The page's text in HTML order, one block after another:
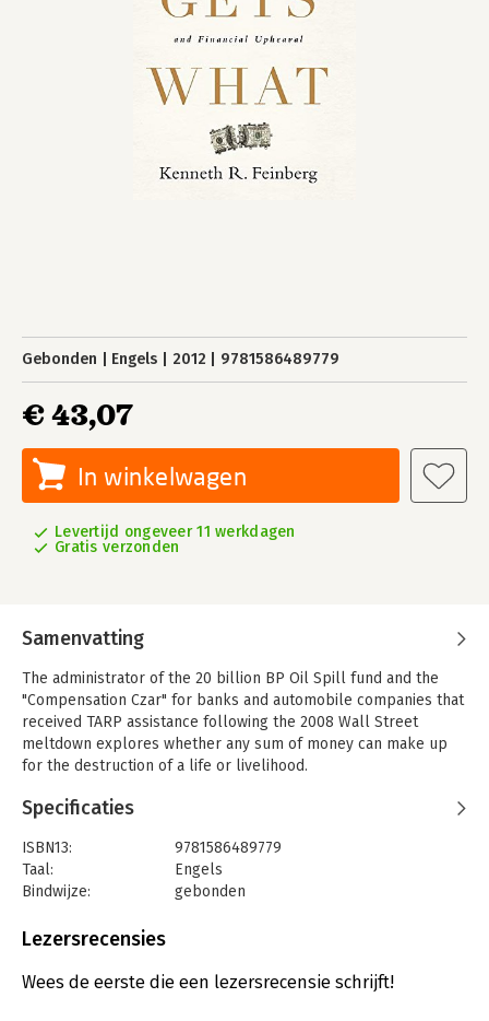
Gebonden Engels 2012 9781586489779
€ 43,07
In winkelwagen
Levertijd ongeveer 11 werkdagen
Gratis verzonden
Samenvatting
The administrator of the 20 billion BP Oil Spill fund and the
"Compensation Czar" for banks and automobile companies that
received TARP assistance following the 2008 Wall Street
meltdown explores whether any sum of money can make up
for the destruction of a life or livelihood.
Specificaties
ISBN13:
9781586489779
Taal:
Engels
Bindwijze:
gebonden
Uitgever:
Lezersrecensies
Wees de eerste die een lezersrecensie schrijft!